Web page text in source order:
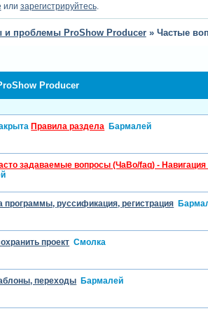
или зарегистрируйтесь.
и проблемы ProShow Producer » Частые
Producer
Правила раздела Бармалей
задаваемые вопросы (ЧаВо/faq) - Навигация
программы, руссификация, регистрация
проект Смолка
переходы Бармалей